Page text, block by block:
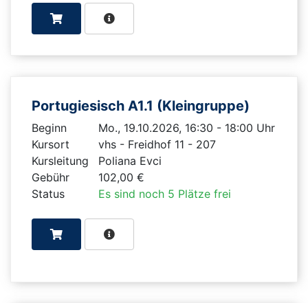
Portugiesisch A1.1 (Kleingruppe)
Beginn
Mo., 19.10.2026, 16:30 - 18:00 Uhr
Kursort
vhs - Freidhof 11 - 207
Kursleitung
Poliana Evci
Gebühr
102,00 €
Status
Es sind noch 5 Plätze frei